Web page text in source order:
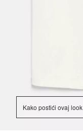
Kako postići ovaj look